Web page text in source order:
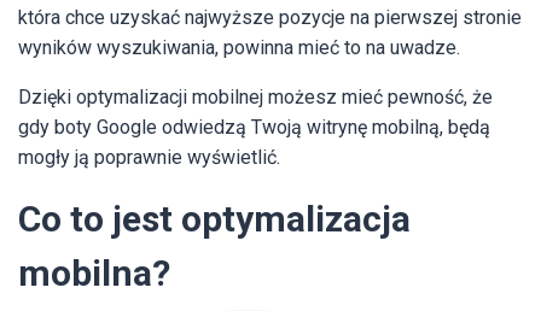
która chce uzyskać najwyższe pozycje na pierwszej stronie
wyników wyszukiwania, powinna mieć to na uwadze.
Dzięki optymalizacji mobilnej możesz mieć pewność, że
gdy boty Google odwiedzą Twoją witrynę mobilną, będą
mogły ją poprawnie wyświetlić.
Co to jest optymalizacja
mobilna?